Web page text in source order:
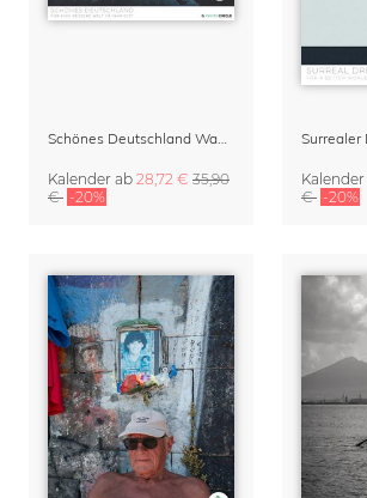
Schönes Deutschland Wankalender 2027
Kalender ab 28,72 € 35,90
€ -20%
Kalender
€ -20%